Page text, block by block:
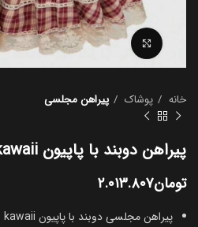
بزرگنمایی تصویر
خانه پوشاک پیراهن مجلسی
پیراهن دوبند با پاپیون kawaii
تومان۲.۰۱۳.۸۰۷
پیراهن مجلسی دوبند با پاپیون kawaii